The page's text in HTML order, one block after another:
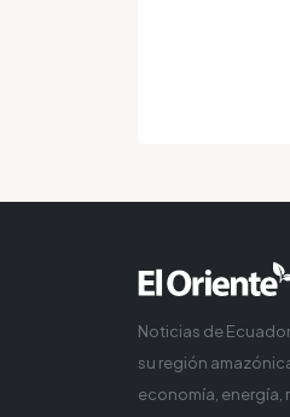
Noticias de
su región
economía, energía,